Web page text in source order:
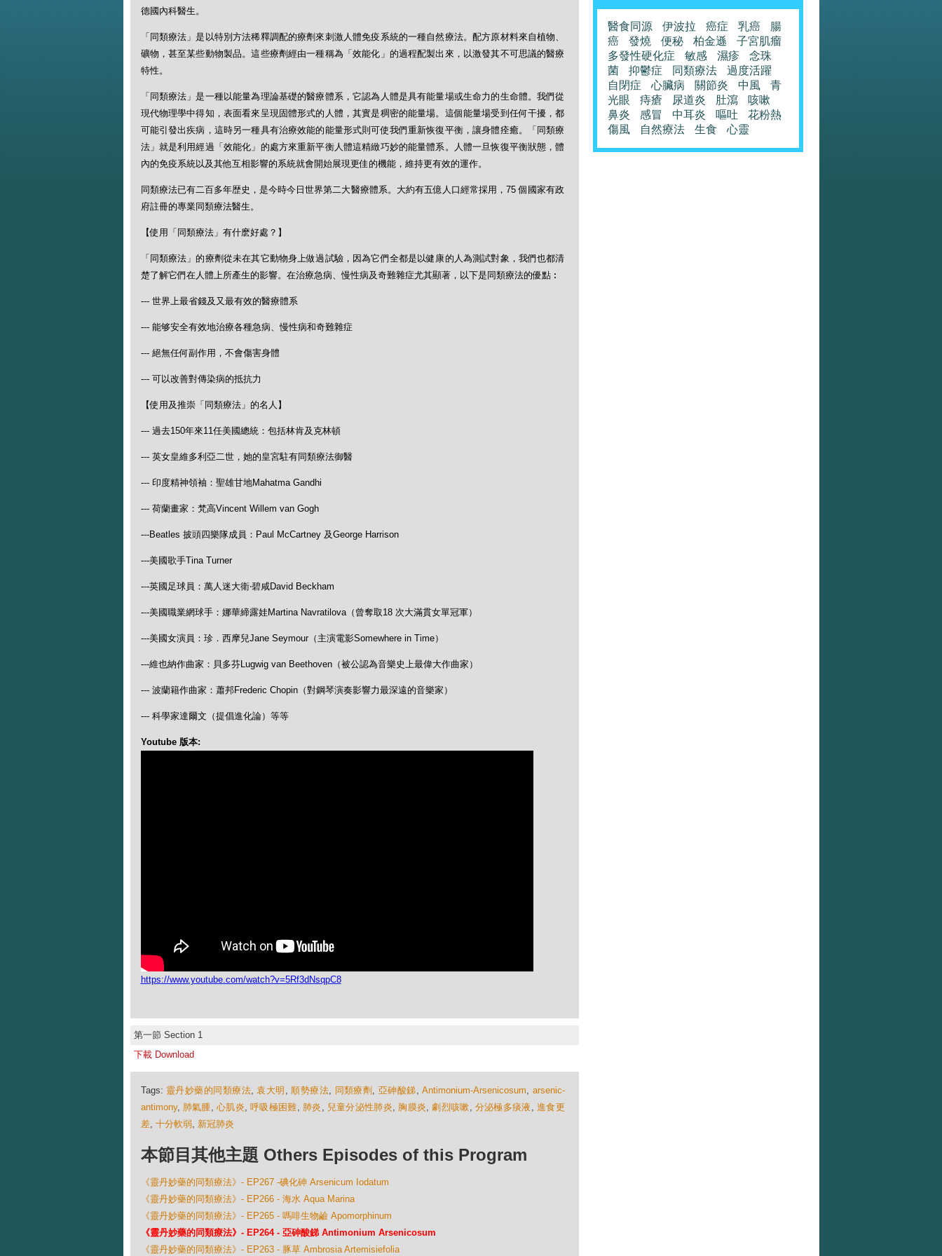
德國內科醫生。
「同類療法」是以特別方法稀釋調配的療劑來刺激人體免疫系統的一種自然療法。配方原材料來自植物、
礦物，甚至某些動物製品。這些療劑經由一種稱為「效能化」的過程配製出來，以激發其不可思議的醫療
特性。
「同類療法」是一種以能量為理論基礎的醫療體系，它認為人體是具有能量場或生命力的生命體。我們從
現代物理學中得知，表面看來呈現固體形式的人體，其實是稠密的能量場。這個能量場受到任何干擾，都
可能引發出疾病，這時另一種具有治療效能的能量形式則可使我們重新恢復平衡，讓身體痊癒。「同類療
法」就是利用經過「效能化」的處方來重新平衡人體這精緻巧妙的能量體系。人體一旦恢復平衡狀態，體
內的免疫系統以及其他互相影響的系統就會開始展現更佳的機能，維持更有效的運作。
同類療法已有二百多年歴史，是今時今日世界第二大醫療體系。大約有五億人口經常採用，75 個國家有政
府註冊的專業同類療法醫生。
【使用「同類療法」有什麽好處？】
「同類療法」的療劑從未在其它動物身上做過試驗，因為它們全都是以健康的人為測試對象，我們也都清
楚了解它們在人體上所產生的影響。在治療急病、慢性病及奇難雜症尤其顯著，以下是同類療法的優點︰
--- 世界上最省錢及又最有效的醫療體系
--- 能够安全有效地治療各種急病、慢性病和奇難雜症
--- 絕無任何副作用，不會傷害身體
--- 可以改善對傳染病的抵抗力
【使用及推崇「同類療法」的名人】
--- 過去150年來11任美國總統：包括林肯及克林頓
--- 英女皇維多利亞二世，她的皇宮駐有同類療法御醫
--- 印度精神領袖：聖雄甘地Mahatma Gandhi
--- 荷蘭畫家：梵高Vincent Willem van Gogh
---Beatles 披頭四樂隊成員：Paul McCartney 及George Harrison
---美國歌手Tina Turner
---英國足球員：萬人迷大衛‧碧咸David Beckham
---美國職業網球手：娜華締露娃Martina Navratilova（曾奪取18 次大滿貫女單冠軍）
---美國女演員：珍．西摩兒Jane Seymour（主演電影Somewhere in Time）
---維也納作曲家：貝多芬Lugwig van Beethoven（被公認為音樂史上最偉大作曲家）
--- 波蘭籍作曲家：蕭邦Frederic Chopin（對鋼琴演奏影響力最深遠的音樂家）
--- 科學家達爾文（提倡進化論）等等
Youtube 版本:
https://www.youtube.com/watch?v=5Rf3dNsqpC8
第一節 Section 1
下載 Download
Tags: 靈丹妙藥的同類療法,袁大明 , 順勢療法, 同類療劑 , 亞砷酸銻,Antimonium-Arsenicosum, arsenic-
antimony, 肺氣腫, 心肌炎,呼吸極困難, 肺炎 , 兒童分泌性肺炎, 胸膜炎,劇烈咳嗽 , 分泌極多痰液 , 進食更
差, 十分軟弱, 新冠肺炎
本節目其他主題 Others Episodes of this Program
《靈丹妙藥的同類療法》- EP267 -碘化砷 Arsenicum Iodatum
《靈丹妙藥的同類療法》- EP266 - 海水 Aqua Marina
《靈丹妙藥的同類療法》- EP265 - 嗎啡生物鹼 Apomorphinum
《靈丹妙藥的同類療法》- EP264 - 亞砷酸銻 Antimonium Arsenicosum
《靈丹妙藥的同類療法》- EP263 - 豚草 Ambrosia Artemisiefolia
醫食同源 伊波拉 癌症 乳癌
腸
癌
發燒 便秘 柏金遜
子宮肌瘤
多發性硬化症
敏感 濕疹
念珠
菌
抑鬱症 同類療法
過度活躍
自閉症
心臟病 關節炎 中風
青
光眼
痔瘡 尿道炎 肚瀉
咳嗽
鼻炎
感冒 中耳炎 嘔吐
花粉熱
傷風
自然療法 生食 心靈